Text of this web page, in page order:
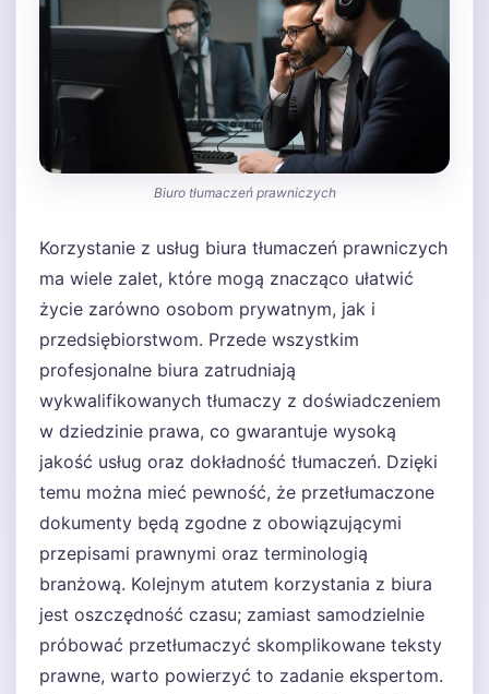
Biuro tłumaczeń prawniczych
Korzystanie z usług biura tłumaczeń prawniczych
ma wiele zalet, które mogą znacząco ułatwić
życie zarówno osobom prywatnym, jak i
przedsiębiorstwom. Przede wszystkim
profesjonalne biura zatrudniają
wykwalifikowanych tłumaczy z doświadczeniem
w dziedzinie prawa, co gwarantuje wysoką
jakość usług oraz dokładność tłumaczeń. Dzięki
temu można mieć pewność, że przetłumaczone
dokumenty będą zgodne z obowiązującymi
przepisami prawnymi oraz terminologią
branżową. Kolejnym atutem korzystania z biura
jest oszczędność czasu; zamiast samodzielnie
próbować przetłumaczyć skomplikowane teksty
prawne, warto powierzyć to zadanie ekspertom.